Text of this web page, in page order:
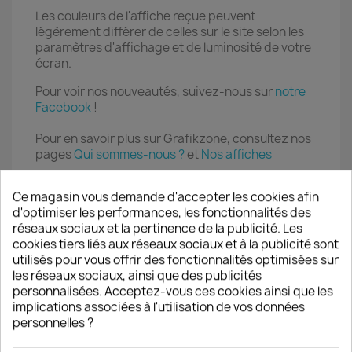
Les couleurs de l'affiche reçue peuvent
légèrement différer de celles sur le site selon les
paramètres d'affichage et de luminosité de votre
écran.
Pour voir nos nouveautés, suivez-nous surnotre
Facebook !
Pour en savoir plus sur Grafikzone, consultez nos
pagesQui sommes-nous ?etNos affiches
VOUS AIMEREZ AUSSI
favorite_border
Ce magasin vous demande d'accepter les cookies afin
d'optimiser les performances, les fonctionnalités des
réseaux sociaux et la pertinence de la publicité. Les
cookies tiers liés aux réseaux sociaux et à la publicité sont
utilisés pour vous offrir des fonctionnalités optimisées sur
les réseaux sociaux, ainsi que des publicités
personnalisées. Acceptez-vous ces cookies ainsi que les
implications associées à l'utilisation de vos données
personnelles ?